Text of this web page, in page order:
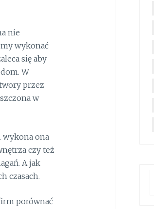
nie
wykonać
się aby
W
przez
w
wykona ona
czy też
A jak
czasach.
porównać